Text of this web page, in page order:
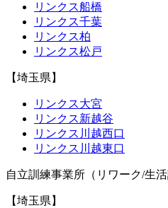
リンクス船橋
リンクス千葉
リンクス柏
リンクス松戸
【埼玉県】
リンクス大宮
リンクス新越谷
リンクス川越西口
リンクス川越東口
自立訓練事業所（リワーク/生活
【埼玉県】